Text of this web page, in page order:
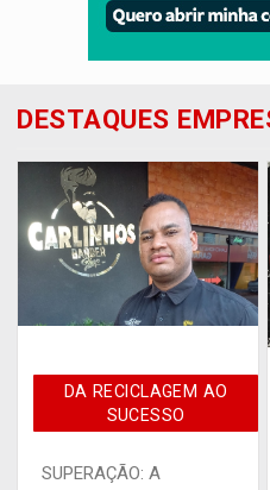
DESTAQUES
DA RECICLAGEM AO
SUCESSO
SUPERAÇÃO: A